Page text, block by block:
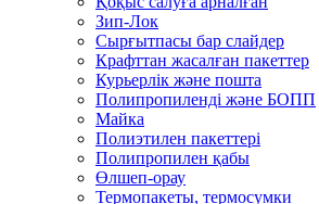
Зип-Лок
Сырғытпасы бар слайдер
Крафттан жасалған пакеттер
Курьерлік және пошта
Полипропиленді және БОПП
Майка
Полиэтилен пакеттері
Полипропилен қабы
Өлшеп-орау
Термопакеты, термосумки